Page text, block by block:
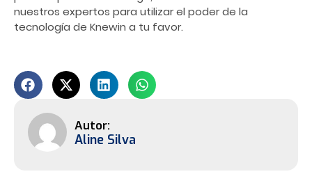
nuestros expertos para utilizar el poder de la
tecnología de Knewin a tu favor.
Aline Silva